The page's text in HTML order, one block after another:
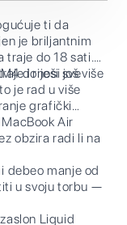
ti da
je briljantnim
traje do 18 sati.
i riješi sve
donosi još više
je rad u više
grafički
Air
obzira radi li na
debeo manje od
u svoju torbu —
Liquid